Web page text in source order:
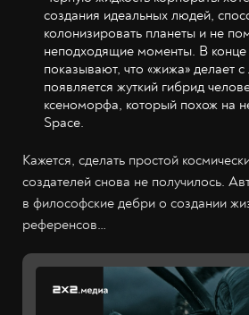
создания идеальных людей,
колонизировать планеты и не
неподходящие моменты. В конце
показывают, что «жижа» делает
появляется жуткий гибрид
ксеноморфа, который похож на
Space.
Кажется, сделать простой
создателей снова не получилось.
в философские дебри о создании
референсов…